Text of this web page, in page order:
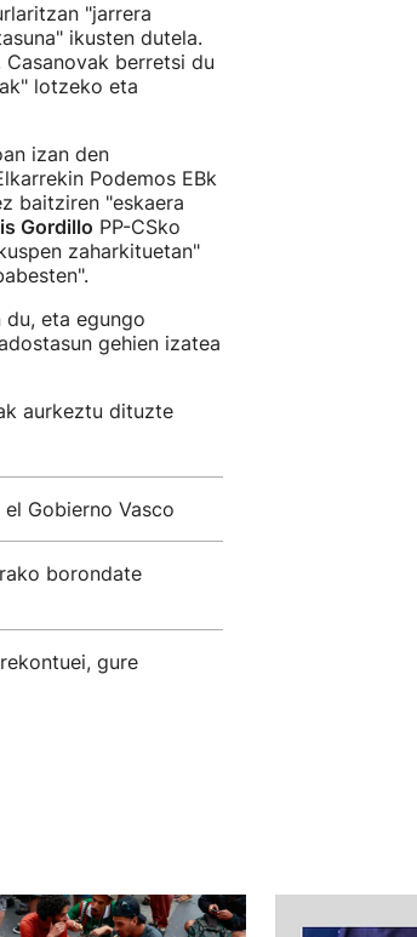
"jarrera
ikusten dutela.
berretsi du
lotzeko eta
izan den
Podemos EBk
baitziren "eskaera
Gordillo PP-CSko
zaharkituetan"
eta egungo
gehien izatea
aurkeztu dituzte
Gobierno Vasco
borondate
gure